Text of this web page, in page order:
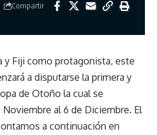
Compartir
y Fiji como protagonista, este
a disputarse la primera y
de Otoño la cual se
Noviembre al 6 de Diciembre. El
a continuación en